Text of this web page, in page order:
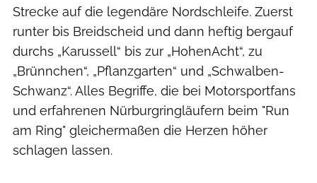
Strecke auf die legendäre Nordschleife. Zuerst
runter bis Breidscheid und dann heftig bergauf
durchs „Karussell“ bis zur „HohenAcht“, zu
„Brünnchen“, „Pflanzgarten“ und „Schwalben-
Schwanz“. Alles Begriffe, die bei Motorsportfans
und erfahrenen Nürburgringläufern beim "Run
am Ring" gleichermaßen die Herzen höher
schlagen lassen.